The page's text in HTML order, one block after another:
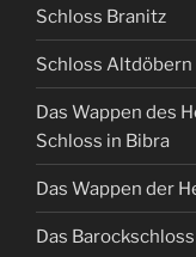
Schloss Branitz
Schloss Altdöbern
Das Wappen des
Schloss in Bibra
Das Wappen der
Das